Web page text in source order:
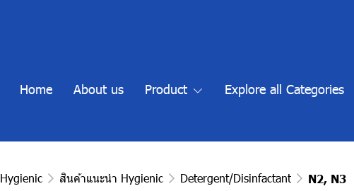
Home About us Product Explore all Categories
Hygienic สินค้าแนะนำ Hygienic Detergent/Disinfactant N2, N3